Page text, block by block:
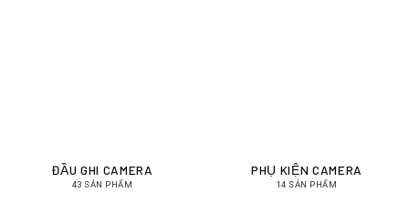
ĐẦU GHI CAMERA
43 SẢN PHẨM
PHỤ KIỆN CAMERA
14 SẢN PHẨM